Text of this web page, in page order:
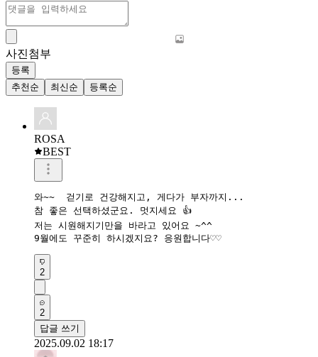
사진첨부
등록
추천순
최신순 등록순
ROSA
BEST
와~~  걷기로 건강해지고, 게다가 부자까지...
참 좋은 선택하셨군요. 멋지세요 👍
저는 시원해지기만을 바라고 있어요 ~^^
9월에도 꾸준히 하시겠지요? 응원합니다♡♡
2
2
답글 쓰기
2025.09.02 18:17